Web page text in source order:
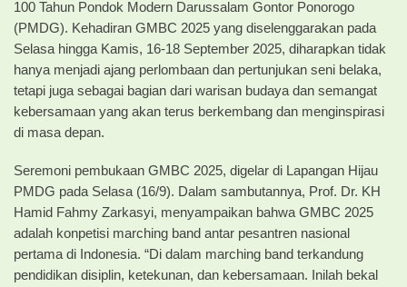
100 Tahun Pondok Modern Darussalam Gontor Ponorogo
(PMDG). Kehadiran GMBC 2025 yang diselenggarakan pada
Selasa hingga Kamis, 16-18 September 2025, diharapkan tidak
hanya menjadi ajang perlombaan dan pertunjukan seni belaka,
tetapi juga sebagai bagian dari warisan budaya dan semangat
kebersamaan yang akan terus berkembang dan menginspirasi
di masa depan.
Seremoni pembukaan GMBC 2025, digelar di Lapangan Hijau
PMDG pada Selasa (16/9). Dalam sambutannya, Prof. Dr. KH
Hamid Fahmy Zarkasyi, menyampaikan bahwa GMBC 2025
adalah konpetisi marching band antar pesantren nasional
pertama di Indonesia. “Di dalam marching band terkandung
pendidikan disiplin, ketekunan, dan kebersamaan. Inilah bekal